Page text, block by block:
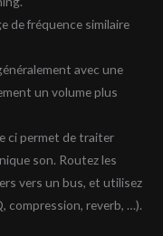
de fréquence similaire
avec une
un volume plus
ci permet de traiter
son. Routez les
vers un bus, et utilisez
compression, reverb, …).